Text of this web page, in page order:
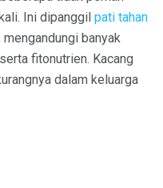
Ini dipanggil pati tahan
banyak
fitonutrien. Kacang
dalam keluarga